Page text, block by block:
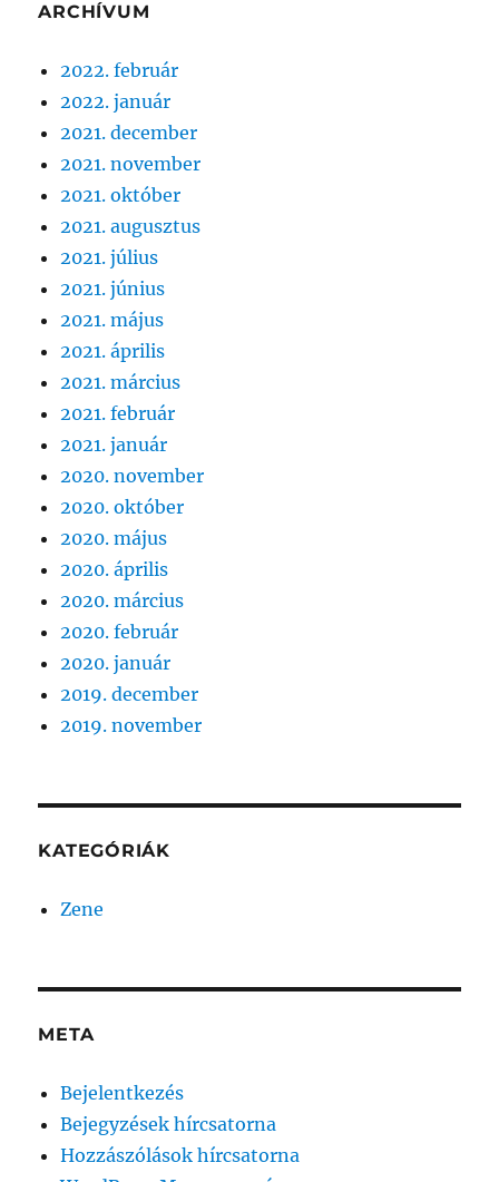
ARCHÍVUM
2022. február
2022. január
2021. december
2021. november
2021. október
2021. augusztus
2021. július
2021. június
2021. május
2021. április
2021. március
2021. február
2021. január
2020. november
2020. október
2020. május
2020. április
2020. március
2020. február
2020. január
2019. december
2019. november
KATEGÓRIÁK
Zene
META
Bejelentkezés
Bejegyzések hírcsatorna
Hozzászólások hírcsatorna